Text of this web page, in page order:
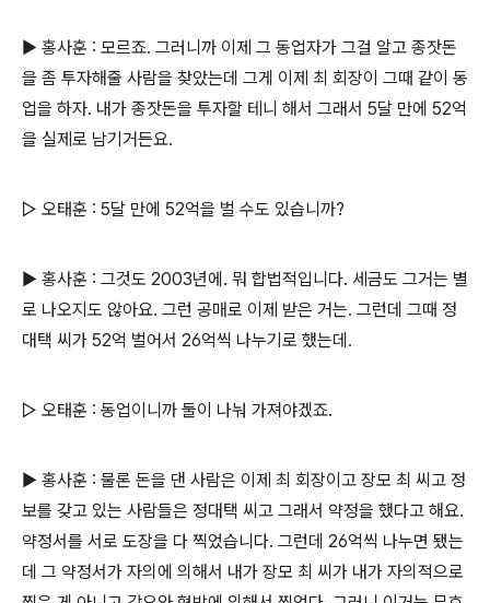
▶ 홍사훈 : 모르죠. 그러니까 이제 그 동업자가 그걸 알고 종잣돈
을 좀 투자해줄 사람을 찾았는데 그게 이제 최 회장이 그때 같이 동
업을 하자. 내가 종잣돈을 투자할 테니 해서 그래서 5달 만에 52억
을 실제로 남기거든요.
▷ 오태훈 : 5달 만에 52억을 벌 수도 있습니까?
▶ 홍사훈 : 그것도 2003년에. 뭐 합법적입니다. 세금도 그거는 별
로 나오지도 않아요. 그런 공매로 이제 받은 거는. 그런데 그때 정
대택 씨가 52억 벌어서 26억씩 나누기로 했는데.
▷ 오태훈 : 동업이니까 둘이 나눠 가져야겠죠.
▶ 홍사훈 : 물론 돈을 댄 사람은 이제 최 회장이고 장모 최 씨고 정
보를 갖고 있는 사람들은 정대택 씨고 그래서 약정을 했다고 해요.
약정서를 서로 도장을 다 찍었습니다. 그런데 26억씩 나누면 됐는
데 그 약정서가 자의에 의해서 내가 장모 최 씨가 내가 자의적으로